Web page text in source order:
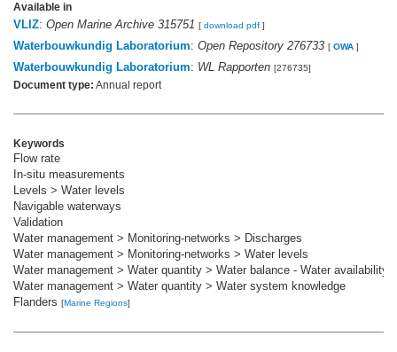
Available in
VLIZ: Open Marine Archive 315751 [ download pdf ]
Waterbouwkundig Laboratorium: Open Repository 276733 [ OWA ]
Waterbouwkundig Laboratorium: WL Rapporten [276735]
Document type: Annual report
Keywords
Flow rate
In-situ measurements
Levels > Water levels
Navigable waterways
Validation
Water management > Monitoring-networks > Discharges
Water management > Monitoring-networks > Water levels
Water management > Water quantity > Water balance - Water availability
Water management > Water quantity > Water system knowledge
Flanders [Marine Regions]